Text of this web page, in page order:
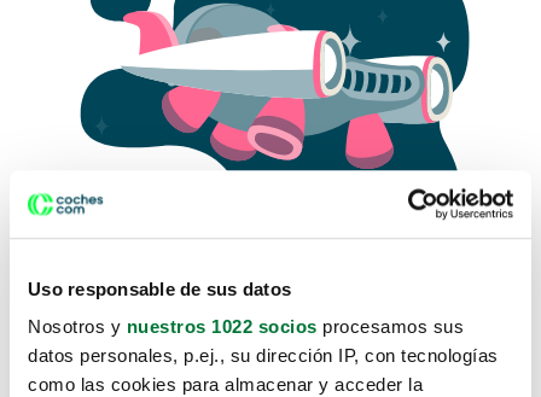
Uso responsable de sus datos
Nosotros y nuestros 1022 socios procesamos sus
datos personales, p.ej., su dirección IP, con tecnologías
como las cookies para almacenar y acceder la